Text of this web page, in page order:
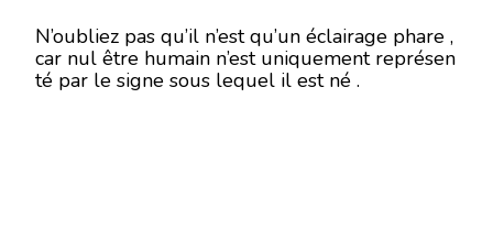
N’oubliez pas qu’il n’est qu’un éclairage phare ,
car nul être humain n’est uniquement représen
té par le signe sous lequel il est né .